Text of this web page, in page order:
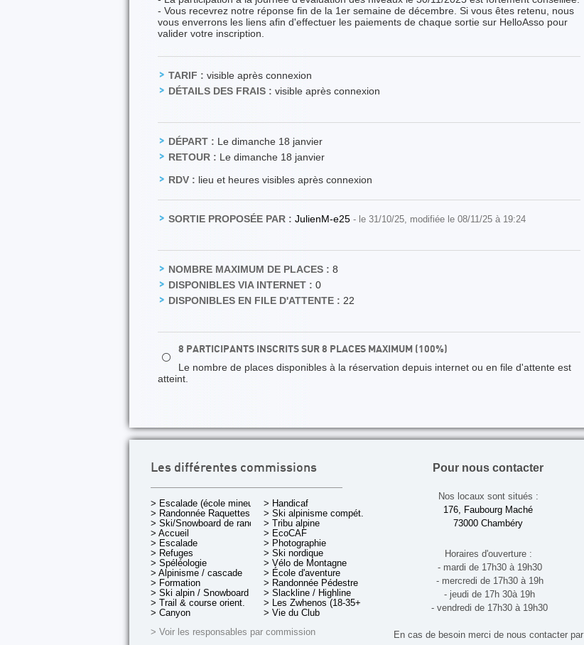
- Vous recevrez notre réponse fin de la 1er semaine de décembre. Si vous êtes retenu, nous
vous enverrons les liens afin d'effectuer les paiements de chaque sortie sur HelloAsso pour
valider votre inscription.
TARIF : visible après connexion
DÉTAILS DES FRAIS : visible après connexion
DÉPART : Le dimanche 18 janvier
RETOUR : Le dimanche 18 janvier
RDV : lieu et heures visibles après connexion
SORTIE PROPOSÉE PAR : JulienM-e25 - le 31/10/25, modifiée le 08/11/25 à 19:24
NOMBRE MAXIMUM DE PLACES : 8
DISPONIBLES VIA INTERNET : 0
DISPONIBLES EN FILE D'ATTENTE : 22
⚪
8 PARTICIPANTS INSCRITS SUR 8 PLACES MAXIMUM (100%)
Le nombre de places disponibles à la réservation depuis internet ou en file d'attente est
atteint.
Les différentes commissions
> Escalade (école mineurs)
> Randonnée Raquettes
> Ski/Snowboard de rando.
> Accueil
> Escalade
> Refuges
> Spéléologie
> Alpinisme / cascade
> Formation
> Ski alpin / Snowboard
> Trail & course orient.
> Canyon
> Handicaf
> Ski alpinisme compét.
> Tribu alpine
> EcoCAF
> Photographie
> Ski nordique
> Vélo de Montagne
> École d'aventure
> Randonnée Pédestre
> Slackline / Highline
> Les Zwhenos (18-35+ ans)
> Vie du Club
> Voir les responsables par commission
Pour nous contacter
Nos locaux sont situés :
176, Faubourg Maché
73000 Chambéry
Horaires d'ouverture :
- mardi de 17h30 à 19h30
- mercredi de 17h30 à 19h
- jeudi de 17h 30à 19h
- vendredi de 17h30 à 19h30
En cas de besoin merci de nous contacter par